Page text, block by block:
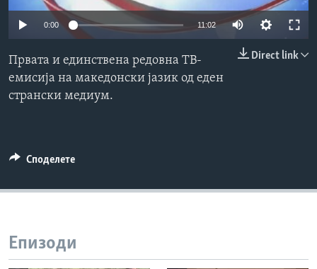
ИНТЕРВЈУА
Јазици
0:00 11:02
Direct link
Првата и единствена редовна ТВ-
емисија на македонски јазик од еден
странски медиум.
Споделете
Епизоди